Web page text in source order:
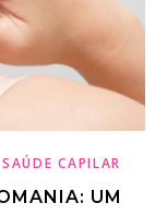
CAPILAR
UM